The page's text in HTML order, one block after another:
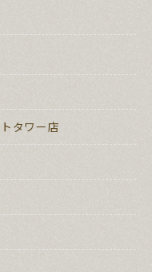
タワー店